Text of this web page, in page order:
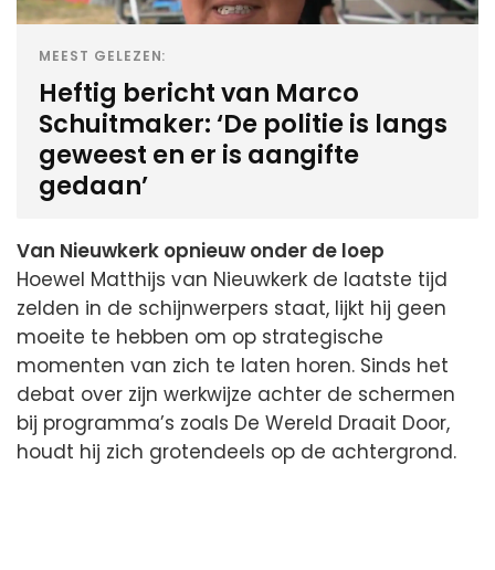
MEEST GELEZEN:
Heftig bericht van Marco
Schuitmaker: ‘De politie is langs
geweest en er is aangifte
gedaan’
Van Nieuwkerk opnieuw onder de loep
Hoewel Matthijs van Nieuwkerk de laatste tijd
zelden in de schijnwerpers staat, lijkt hij geen
moeite te hebben om op strategische
momenten van zich te laten horen. Sinds het
debat over zijn werkwijze achter de schermen
bij programma’s zoals De Wereld Draait Door,
houdt hij zich grotendeels op de achtergrond.